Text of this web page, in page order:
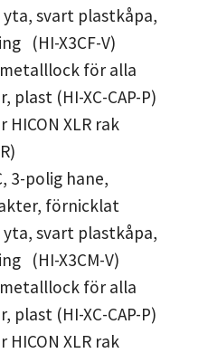
svart plastkåpa,
(HI-X3CF-V)
för alla
plast (HI-XC-CAP-P)
HICON XLR rak
3-polig hane,
förnicklat
svart plastkåpa,
(HI-X3CM-V)
för alla
plast (HI-XC-CAP-P)
HICON XLR rak